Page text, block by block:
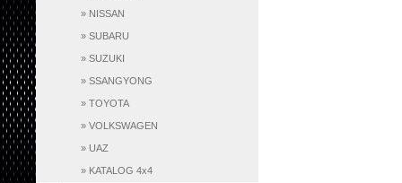
» NISSAN
» SUBARU
» SUZUKI
» SSANGYONG
» TOYOTA
» VOLKSWAGEN
» UAZ
» KATALOG 4x4